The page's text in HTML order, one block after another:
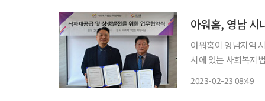
아워홈, 영남 시
아워홈이 영남지역 시니어·키
시에 있는 사회복지
2023-02-23 08:49